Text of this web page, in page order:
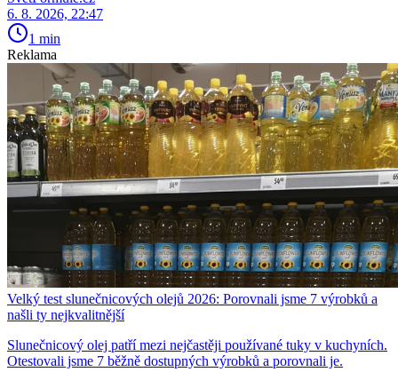
6. 8. 2026, 22:47
1 min
Reklama
Velký test slunečnicových olejů 2026: Porovnali jsme 7 výrobků a
našli ty nejkvalitnější
Slunečnicový olej patří mezi nejčastěji používané tuky v kuchyních.
Otestovali jsme 7 běžně dostupných výrobků a porovnali je.